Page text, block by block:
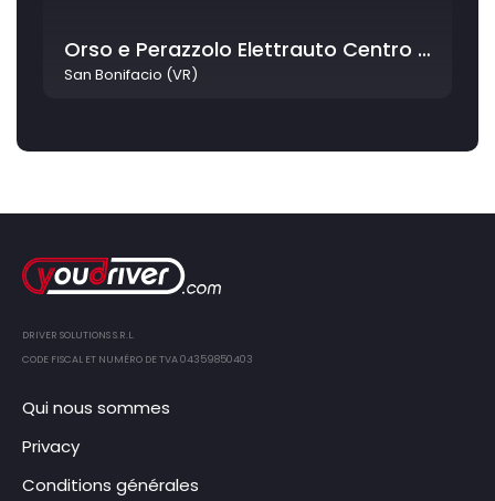
Orso e Perazzolo Elettrauto Centro Revisioni
San Bonifacio (VR)
DRIVER SOLUTIONS S.R.L.
CODE FISCAL ET NUMÉRO DE TVA 04359850403
Qui nous sommes
Privacy
Conditions générales